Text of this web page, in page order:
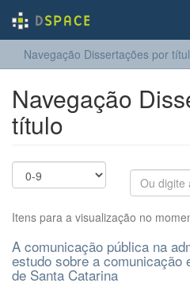
Navegação Dissertações por
Navegação
título
Itens para a visualização no
A comunicação pública na
estudo sobre a comunicação
de Santa Catarina